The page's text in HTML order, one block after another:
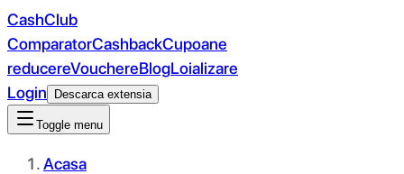
CashClub
ComparatorCashbackCupoane
reducereVouchereBlogLoializare
Login
Descarca extensia
Toggle menu
Acasa